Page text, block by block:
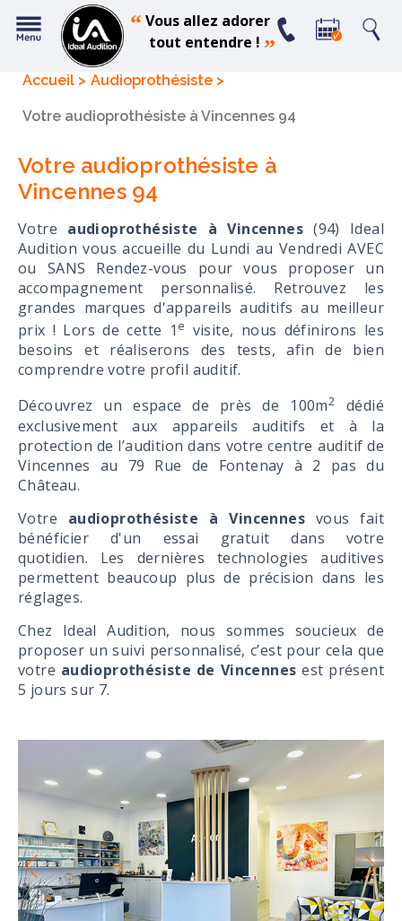
“Vous allez adorer
tout entendre ! ”
Accueil Audioprothésiste
Votre audioprothésiste à Vincennes 94
Votre audioprothésiste à
Vincennes 94
Votre audioprothésiste à Vincennes (94) Ideal
Audition vous accueille du Lundi au Vendredi AVEC
ou SANS Rendez-vous pour vous proposer un
accompagnement personnalisé. Retrouvez les
grandes marques d'appareils auditifs au meilleur
prix ! Lors de cette 1e visite, nous définirons les
besoins et réaliserons des tests, afin de bien
comprendre votre profil auditif.
Découvrez un espace de près de 100m2
dédié
exclusivement aux appareils auditifs et à la
protection de l’audition dans votre centre auditif de
Vincennes au 79 Rue de Fontenay à 2 pas du
Château.
Votre audioprothésiste à Vincennes vous fait
bénéficier d'un essai gratuit dans votre
quotidien. Les dernières technologies auditives
permettent beaucoup plus de précision dans les
réglages.
Chez Ideal Audition, nous sommes soucieux de
proposer un suivi personnalisé, c’est pour cela que
votre audioprothésiste de Vincennes est présent
5 jours sur 7.